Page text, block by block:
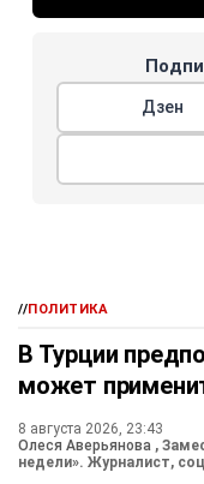
Дзен
//ПОЛИТИКА
В Турции
может
8 августа 2026, 23:43
Олеся Аверьянова ,
недели». Журналист,